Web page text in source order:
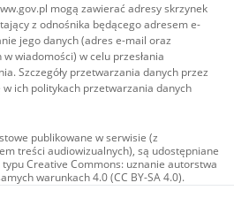
mogą zawierać adresy skrzynek
z odnośnika będącego adresem e-
jego danych (adres e-mail oraz
wiadomości) w celu przesłania
Szczegóły przetwarzania danych przez
ich politykach przetwarzania danych
publikowane w serwisie (z
treści audiowizualnych), są udostępniane
typu Creative Commons: uznanie autorstwa
warunkach 4.0 (CC BY-SA 4.0).
w tym zdjęcia, materiały